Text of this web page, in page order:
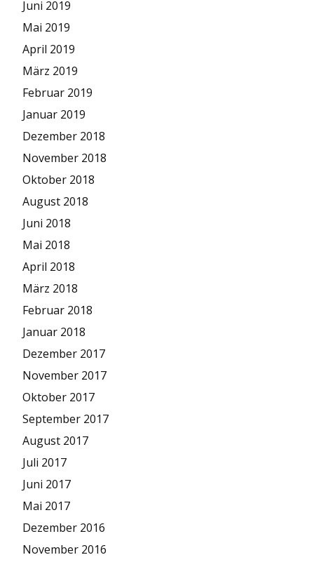
Juni 2019
Mai 2019
April 2019
März 2019
Februar 2019
Januar 2019
Dezember 2018
November 2018
Oktober 2018
August 2018
Juni 2018
Mai 2018
April 2018
März 2018
Februar 2018
Januar 2018
Dezember 2017
November 2017
Oktober 2017
September 2017
August 2017
Juli 2017
Juni 2017
Mai 2017
Dezember 2016
November 2016